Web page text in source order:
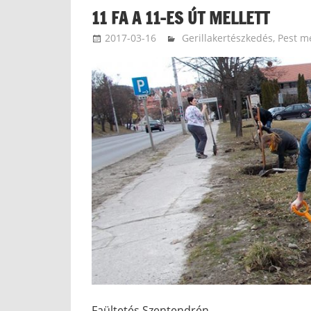
11 FA A 11-ES ÚT MELLETT
2017-03-16 kovacsandrea
Gerillakertészkedés, Pest